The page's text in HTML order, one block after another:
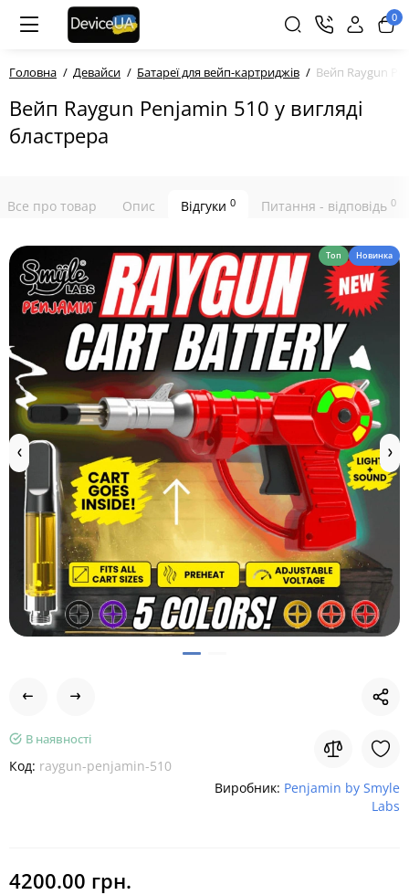
0
Головна Девайси Батареї для вейп-картриджів Вейп Raygun
Вейп Raygun Penjamin 510 у вигляді
бластрера
Все про товар Опис Відгуки 0 Питання - відповідь 0
Топ Новинка
В наявності
Код: raygun-penjamin-510
Виробник: Penjamin by Smyle
Labs
4200.00 грн.